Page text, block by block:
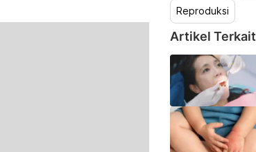
Reproduksi
Artikel Terkait